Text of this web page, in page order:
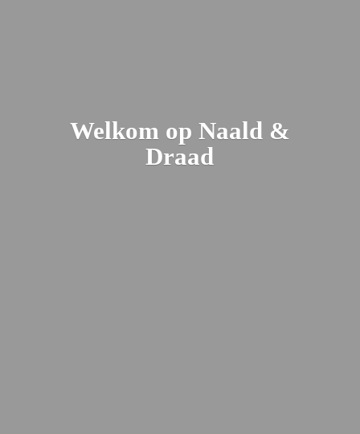
Welkom op Naald &
Draad